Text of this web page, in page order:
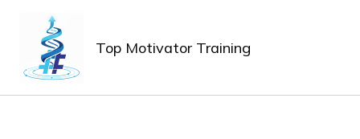
Top Motivator Training